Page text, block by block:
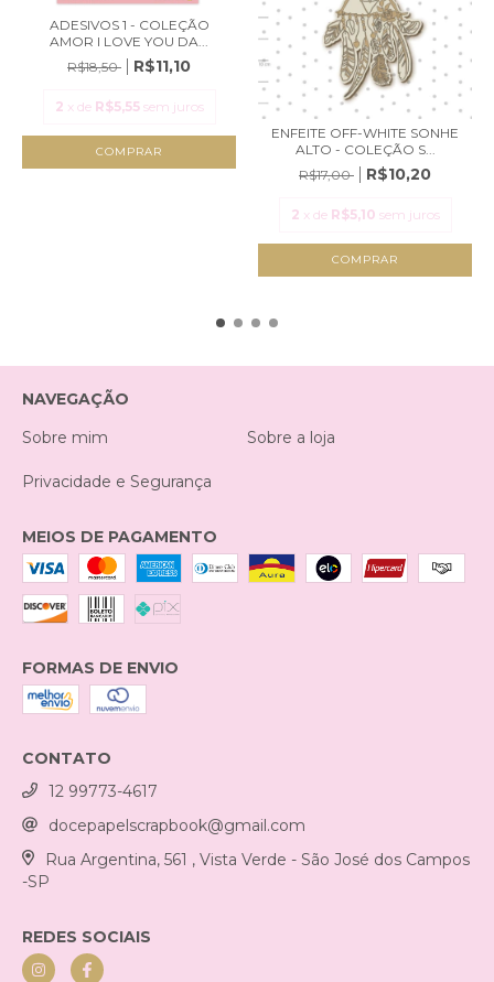
ADESIVOS 1 - COLEÇÃO
AMOR I LOVE YOU DA...
R$18,50
R$11,10
2 x de R$5,55 sem juros
ENFEITE OFF-WHITE SONHE
ALTO - COLEÇÃO S...
R$17,00
R$10,20
2 x de R$5,10 sem juros
NAVEGAÇÃO
Sobre mim
Sobre a loja
Privacidade e Segurança
MEIOS DE PAGAMENTO
FORMAS DE ENVIO
CONTATO
12 99773-4617
docepapelscrapbook@gmail.com
Rua Argentina, 561 , Vista Verde - São José dos Campos
-SP
REDES SOCIAIS